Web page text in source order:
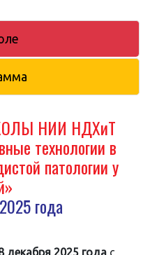
НИИ НДХиТ
технологии в
патологии у
года
декабря 2025 года с